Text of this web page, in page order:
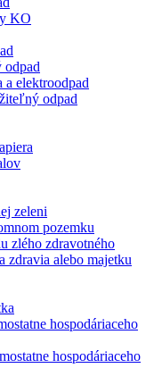
KO
odpad
a elektroodpad
odpad
zeleni
pozemku
zlého zdravotného
zdravia alebo majetku
hospodáriaceho
hospodáriaceho